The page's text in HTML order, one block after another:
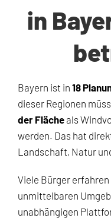
in
Bayern ist in 18
dieser Regionen
der Fläche als
werden. Das hat
Landschaft, Natur
Viele Bürger
unmittelbaren
unabhängigen